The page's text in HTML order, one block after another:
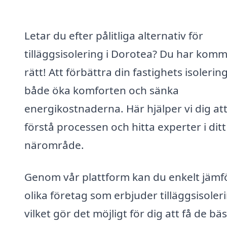
Letar du efter pålitliga alternativ för
tilläggsisolering i Dorotea? Du har
rätt! Att förbättra din fastighets
både öka komforten och sänka
energikostnaderna. Här hjälper vi dig att
förstå processen och hitta experter i ditt
närområde.
Genom vår plattform kan du enkelt
olika företag som erbjuder
vilket gör det möjligt för dig att få de